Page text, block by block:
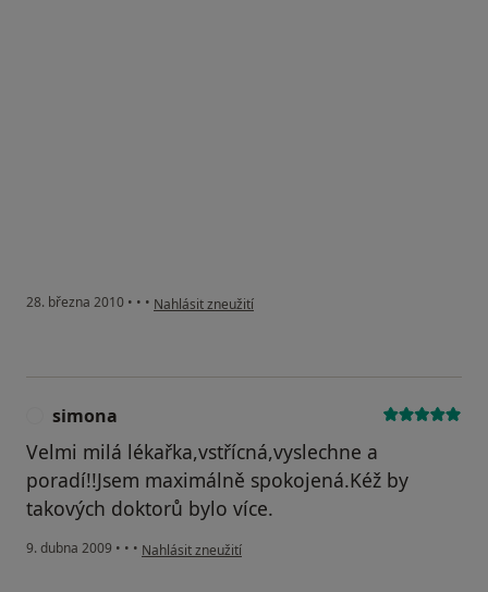
28. března 2010 • • • podle názoru uživatele Pacient
Nahlásit zneužití
simona
Velmi milá lékařka,vstřícná,vyslechne a
poradí!!Jsem maximálně spokojená.Kéž by
takových doktorů bylo více.
9. dubna 2009 • • • podle názoru uživatele simona
Nahlásit zneužití